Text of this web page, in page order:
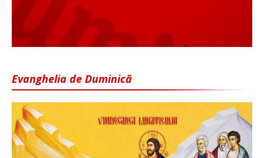
Evanghelia de Duminică